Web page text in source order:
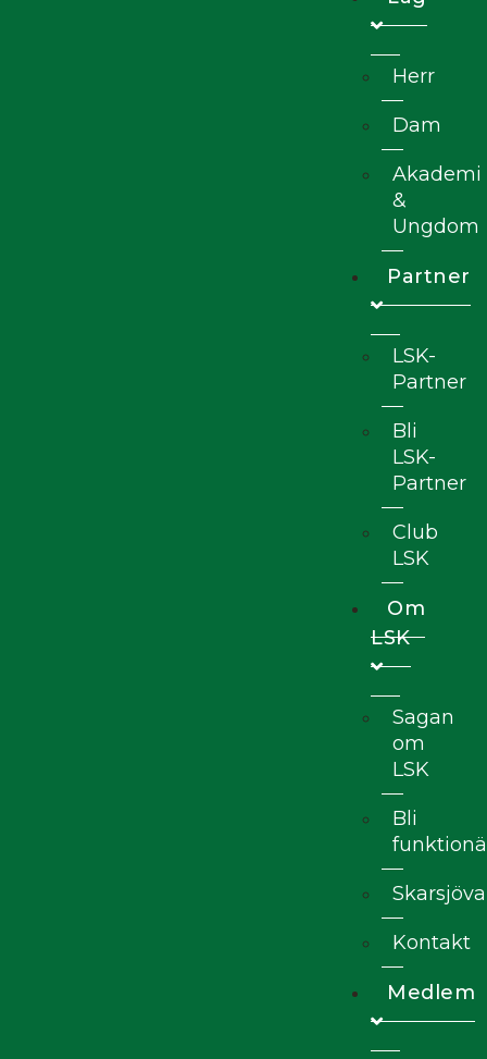
Herr
Dam
Akademi
&
Ungdom
Partner
LSK-
Partner
Bli
LSK-
Partner
Club
LSK
Om
LSK
Sagan
om
LSK
Bli
Kontakt
Medlem